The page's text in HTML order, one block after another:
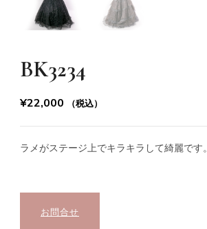
BK3234
¥22,000 （税込）
ラメがステージ上でキラキラして綺麗です。
お問合せ